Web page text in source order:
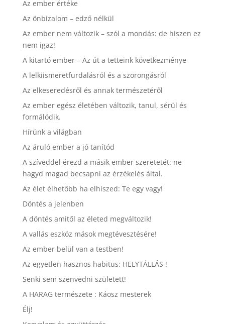
Az ember értéke
Az önbizalom – edző nélkül
Az ember nem változik – szól a mondás: de hiszen ez
nem igaz!
A kitartó ember – Az út a tetteink következménye
A lelkiismeretfurdalásról és a szorongásról
Az elkeseredésről és annak természetéről
Az ember egész életében változik, tanul, sérül és
formálódik.
Hírünk a világban
Az áruló ember a jó tanítód
A szíveddel érezd a másik ember szeretetét: ne
hagyd magad becsapni az érzékelés által.
Az élet élhetőbb ha elhiszed: Te egy vagy!
Döntés a jelenben
A döntés amitől az életed megváltozik!
A vallás eszköz mások megtévesztésére!
Az ember belül van a testben!
Az egyetlen hasznos habitus: HELYTÁLLÁS !
Senki sem szenvedni született!
A HARAG természete : Káosz mesterek
Élj!